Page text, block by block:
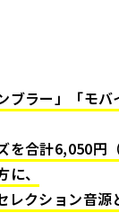
ブラー」「モ
を合計6,050円
、
レクション音源